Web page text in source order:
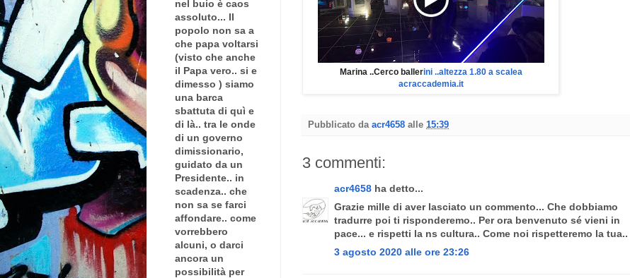
Marina ..Cerco ballerini ..altezza 1.80 a scalea
acraccademia.it
Pubblicato da acr4658 alle 15:39
3 commenti:
acr4658 ha detto...
Grazie mille di aver lasciato un commento... Che dobbiamo
tradurre poi ti risponderemo.. Per ora benvenuto sé vieni in
pace... e rispetti la ns cultura.. Come noi rispetteremo la tua..
3 agosto 2020 alle ore 23:26
nel buio è caos
assoluto... Il
popolo non sa a
che papa voltarsi
(visto che anche
il Papa vero.. si e
dimesso ) siamo
una barca
sbattuta di quì e
di là.. tra le onde
di un governo
dimissionario,
guidato da un
Presidente.. in
scadenza.. che
non sa se farci
affondare.. come
vorrebbero
alcuni, o darci
ancora un
possibilità per